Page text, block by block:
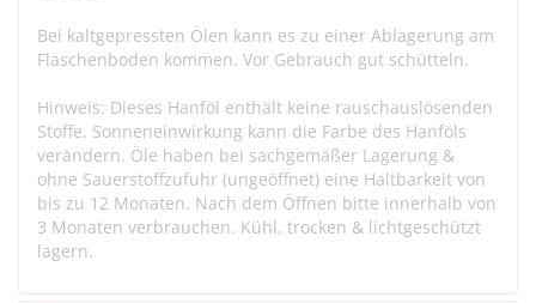
Bei kaltgepressten Ölen kann es zu einer Ablagerung am
Flaschenboden kommen. Vor Gebrauch gut schütteln.
Hinweis: Dieses Hanföl enthält keine rauschauslösenden
Stoffe. Sonneneinwirkung kann die Farbe des Hanföls
verändern. Öle haben bei sachgemäßer Lagerung &
ohne Sauerstoffzufuhr (ungeöffnet) eine Haltbarkeit von
bis zu 12 Monaten. Nach dem Öffnen bitte innerhalb von
3 Monaten verbrauchen. Kühl, trocken & lichtgeschützt
lagern.